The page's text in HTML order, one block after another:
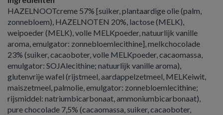
HAZELNOOTcreme 57% [suiker, plantaardige olie (palm,
zonnebloem), HAZELNOTEN 20%, lactose (MELK),
weipoeder (MELK), volle MELKpoeder, natuurlijk vanille
aroma, emulgator: zonnebloemlecithine], melkchocolade
23% (suiker, cacaoboter, volle MELKpoeder, cacaomassa,
emulgator: SOJAlecithine; natuurlijk vanille aroma),
glutenvrije wafel (rijstmeel, aardappelzetmeel, MELKeiwit,
maiszetmeel, palmolie, emulgator: zonnebloemlecithine;
rijsmiddel: natriumbicarbonaat, ammoniumbicarbonaat),
pure chocolade 7,5% (cacaomassa, suiker, cacaoboter,